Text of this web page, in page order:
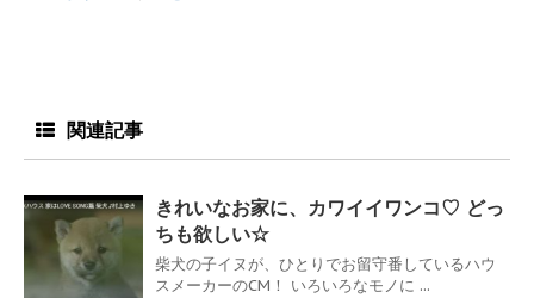
関連記事
きれいなお家に、カワイイワンコ♡ どっ
ちも欲しい☆
柴犬の子イヌが、ひとりでお留守番しているハウ
スメーカーのCM！ いろいろなモノに ...